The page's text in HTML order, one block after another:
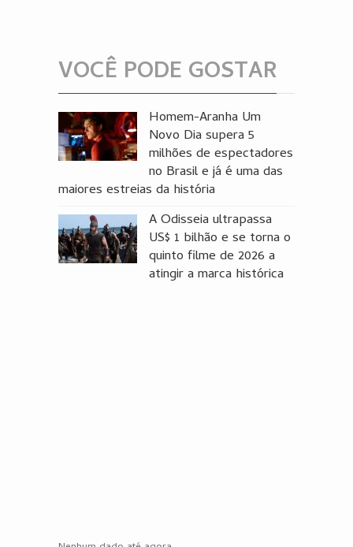
VOCÊ PODE GOSTAR
Homem-Aranha Um
Novo Dia supera 5
milhões de espectadores
no Brasil e já é uma das
maiores estreias da história
A Odisseia ultrapassa
US$ 1 bilhão e se torna o
quinto filme de 2026 a
atingir a marca histórica